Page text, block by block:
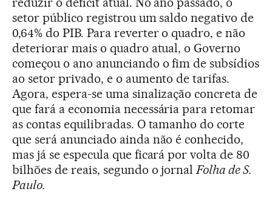
setor público registrou um saldo negativo de
0,64% do PIB. Para reverter o quadro, e não
deteriorar mais o quadro atual, o Governo
começou o ano anunciando o fim de subsídios
ao setor privado, e o aumento de tarifas.
Agora, espera-se uma sinalização concreta de
que fará a economia necessária para retomar
as contas equilibradas. O tamanho do corte
que será anunciado ainda não é conhecido,
mas já se especula que ficará por volta de 80
bilhões de reais, segundo o jornal Folha de S.
Paulo.